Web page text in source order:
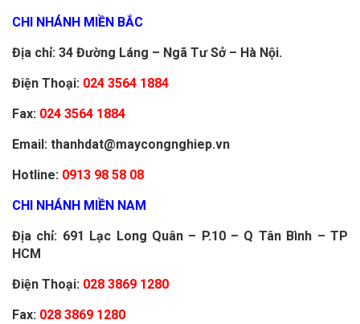
CHI NHÁNH MIỀN BẮC
Địa chỉ: 34 Đường Láng – Ngã Tư Sở – Hà Nội.
Điện Thoại: 024 3564 1884
Fax: 024 3564 1884
Email: thanhdat@maycongnghiep.vn
Hotline: 0913 98 58 08
CHI NHÁNH MIỀN NAM
Địa chỉ: 691 Lạc Long Quân – P.10 – Q Tân Bình – TP
HCM
Điện Thoại: 028 3869 1280
Fax: 028 3869 1280